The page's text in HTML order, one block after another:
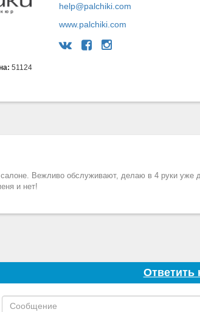
51124
help@palchiki.com
www.palchiki.com
Вежливо обслуживают, делаю в 4 руки уже
и нет!
Ответить